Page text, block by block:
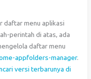
daftar menu aplikasi
perintah di atas, ada
daftar menu
appfolders-manager.
versi terbarunya di